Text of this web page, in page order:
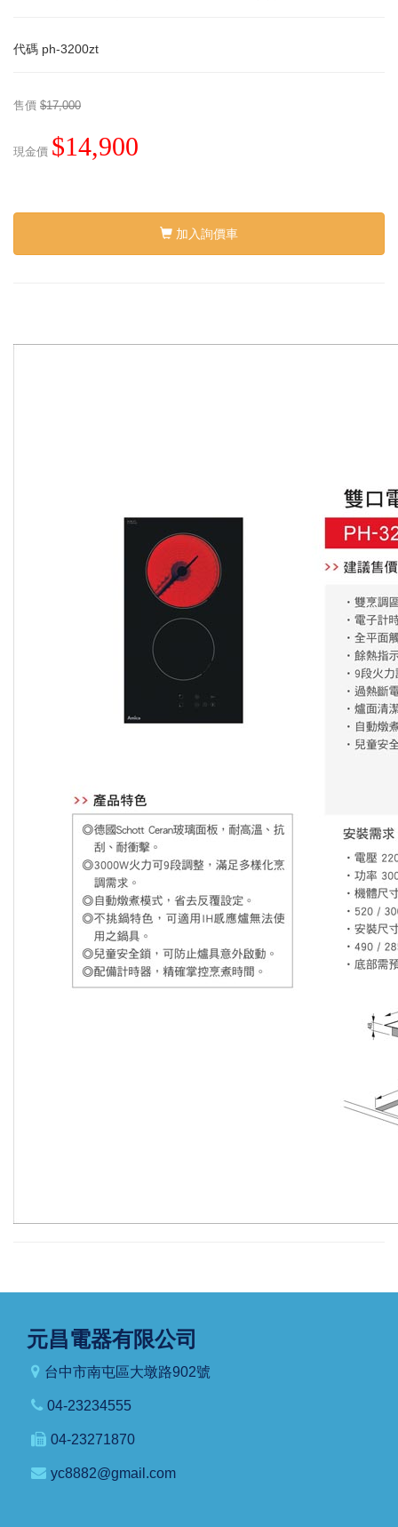
代碼 ph-3200zt
售價 $17,000
現金價 $14,900
加入詢價車
元昌電器有限公司
台中市南屯區大墩路902號
04-23234555
04-23271870
yc8882@gmail.com